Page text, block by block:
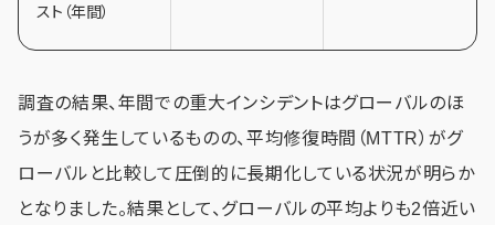
スト（年間）
調査の結果、年間での重大インシデントはグローバルのほ
うが多く発生しているものの、平均修復時間（MTTR）がグ
ローバルと比較して圧倒的に長期化している状況が明らか
となりました。結果として、グローバルの平均よりも2倍近い